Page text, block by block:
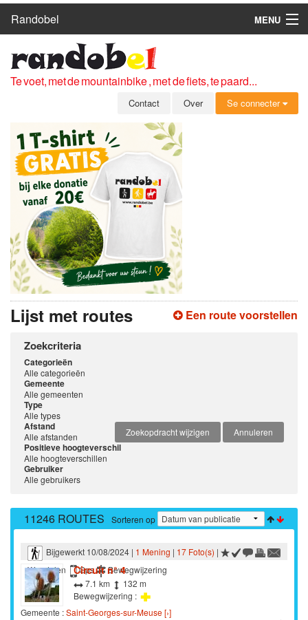
Randobel
MENU
ROUTES
CLUBS
OVER
LEDEN
ZICH AANMELDEN
GRATIS REGISTRATIE
WACHTWOORD VERGETEN
Te voet, met de mountainbike , met de fiets, te paard...
Contact Over Se connecter
Een route voorstellen
Lijst met routes
Zoekcriteria
Categorieën
Alle categorieën
Gemeente
Alle gemeenten
Type
Alle types
Zoekopdracht wijzigen
Annuleren
Afstand
Alle afstanden
Positieve hoogteverschil
Alle hoogteverschillen
Gebruiker
Alle gebruikers
Sorteren op
11246 ROUTES
Bijgewerkt 10/08/2024 | 1 Mening | 17 Foto(s) |
Wandelen
Gps Bewegwijzering
Circuit n° 4
7.1 km
132 m
Bewegwijzering :
Gemeente :Saint-Georges-sur-Meuse [›]